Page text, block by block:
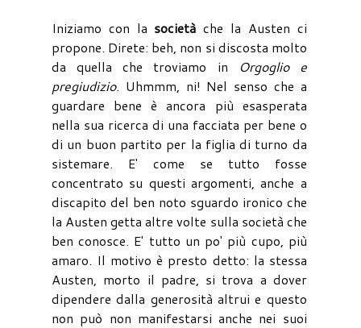
Iniziamo con la società che la Austen ci
propone. Direte: beh, non si discosta molto
da quella che troviamo in
Orgoglio e
pregiudizio. Uhmmm, ni! Nel senso che a
guardare bene è ancora più esasperata
nella sua ricerca di una facciata per bene o
di un buon partito per la figlia di turno da
sistemare. E' come se tutto fosse
concentrato su questi argomenti, anche a
discapito del ben noto sguardo ironico che
la Austen getta altre volte sulla società che
ben conosce. E' tutto un po' più cupo, più
amaro. Il motivo è presto detto: la stessa
Austen, morto il padre, si trova a dover
dipendere dalla generosità altrui e questo
non può non manifestarsi anche nei suoi